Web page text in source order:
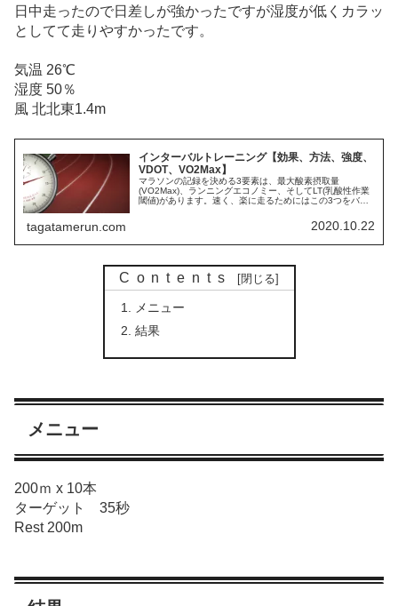
日中走ったので日差しが強かったですが湿度が低くカラッ
としてて走りやすかったです。
気温 26℃
湿度 50％
風 北北東1.4m
インターバルトレーニング【効果、方法、強度、
VDOT、VO2Max】
マラソンの記録を決める3要素は、最大酸素摂取量
(VO2Max)、ランニングエコノミー、そしてLT(乳酸性作業
閾値)があります。速く、楽に走るためにはこの3つをバラ
tagatamerun.com 2020.10.22
Contents
メニュー
結果
メニュー
200ｍ x 10本
ターゲット 35秒
Rest 200m